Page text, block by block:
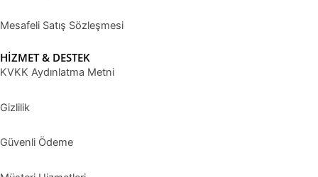
Mesafeli Satış Sözleşmesi
HİZMET & DESTEK
KVKK Aydınlatma Metni
Gizlilik
Güvenli Ödeme